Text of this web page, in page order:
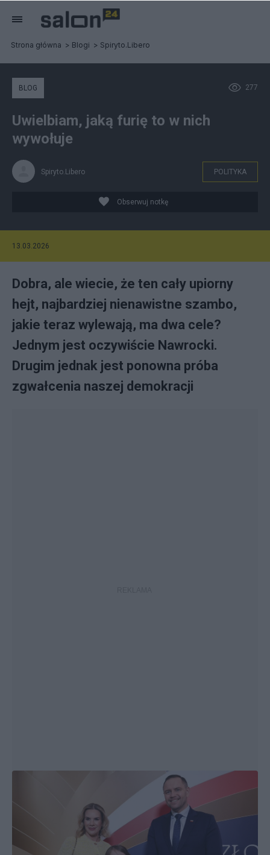
Strona główna Blogi Spiryto.Libero
277
BLOG
Uwielbiam, jaką furię to w nich
wywołuje
Spiryto.Libero POLITYKA
Obserwuj notkę
13.03.2026
Dobra, ale wiecie, że ten cały upiorny
hejt, najbardziej nienawistne szambo,
jakie teraz wylewają, ma dwa cele?
Jednym jest oczywiście Nawrocki.
Drugim jednak jest ponowna próba
zgwałcenia naszej demokracji